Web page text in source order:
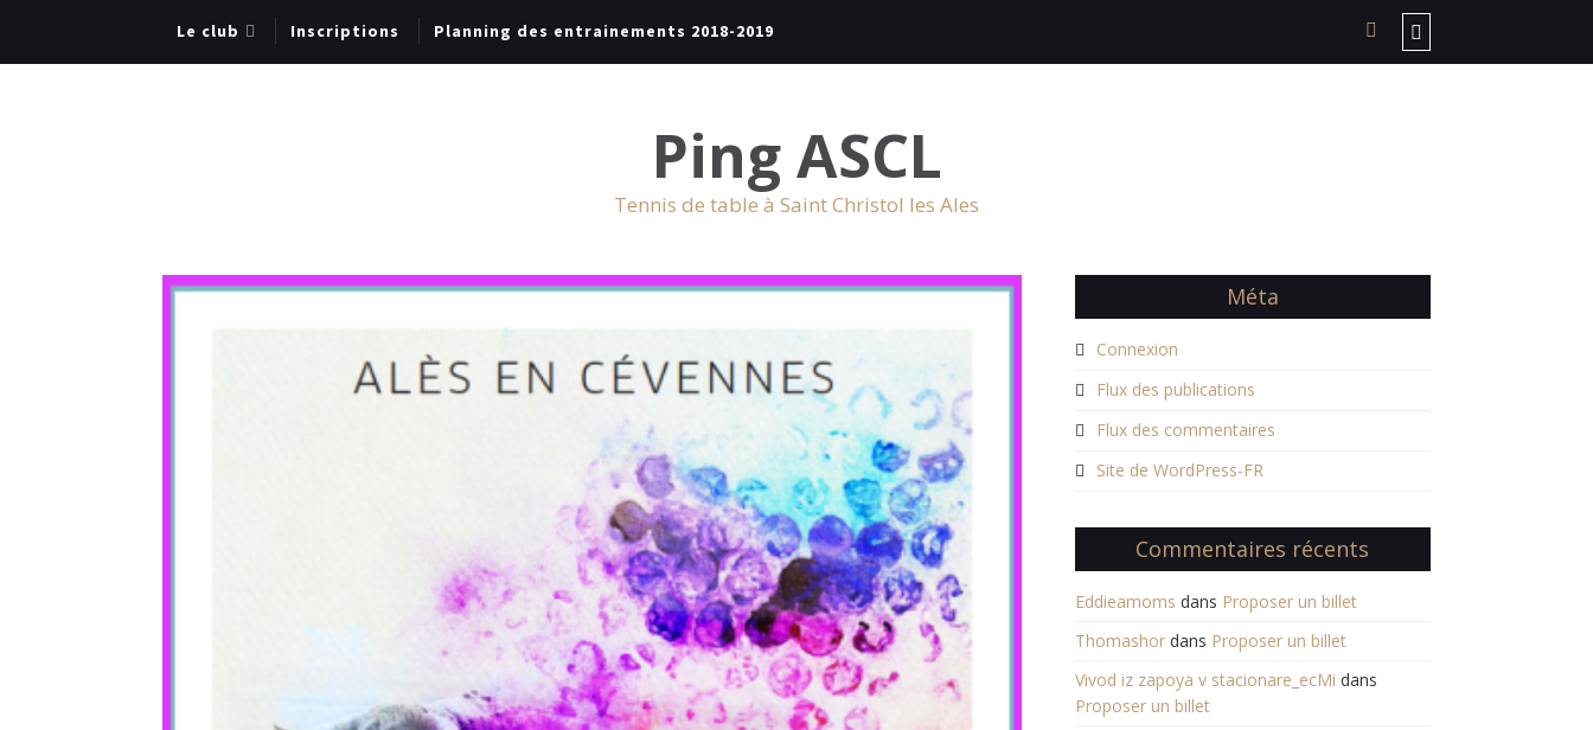
Le club Inscriptions Planning des entrainements 2018-2019
Ping ASCL
Tennis de table à Saint Christol les Ales
Méta
Connexion
Flux des publications
Flux des commentaires
Site de WordPress-FR
Commentaires récents
Eddieamoms dans Proposer un billet
Thomashordans Proposer un billet
Vivod iz zapoya v stacionare_ecMi dans
Proposer un billet